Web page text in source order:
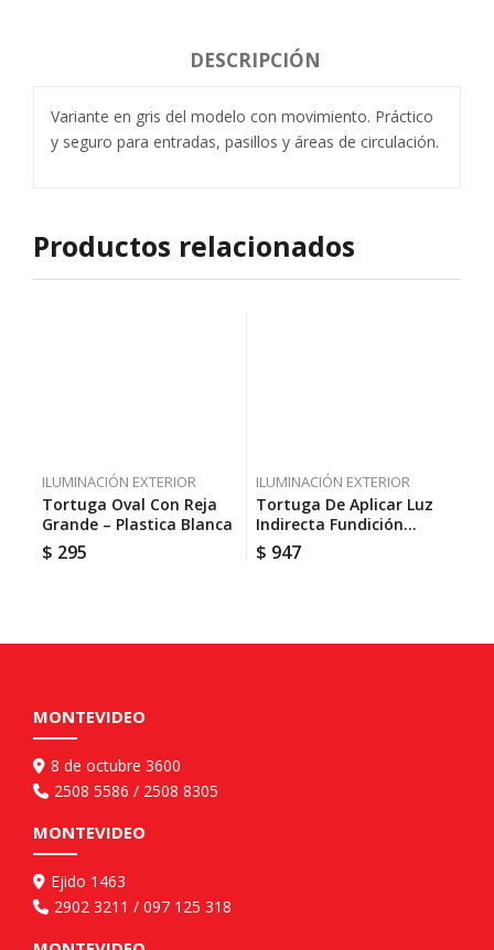
DESCRIPCIÓN
Variante en gris del modelo con movimiento. Práctico
y seguro para entradas, pasillos y áreas de circulación.
Productos relacionados
ILUMINACIÓN EXTERIOR
Tortuga Oval Con Reja
Grande – Plastica Blanca
$ 295
ILUMINACIÓN EXTERIOR
Tortuga De Aplicar Luz
Indirecta Fundición
Aluminio Blanco
$ 947
MONTEVIDEO
8 de octubre 3600
2508 5586 / 2508 8305
MONTEVIDEO
Ejido 1463
2902 3211 / 097 125 318